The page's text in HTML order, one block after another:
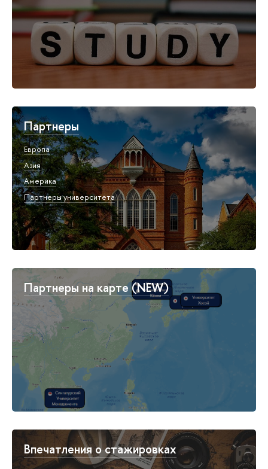
Партнеры
Европа
Азия
Америка
Партнеры университета
Партнеры на карте (NEW)
Впечатления о стажировках